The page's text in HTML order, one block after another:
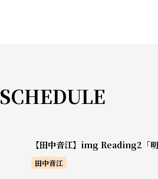
SCHEDULE
【田中音江】img Reading2「
田中音江